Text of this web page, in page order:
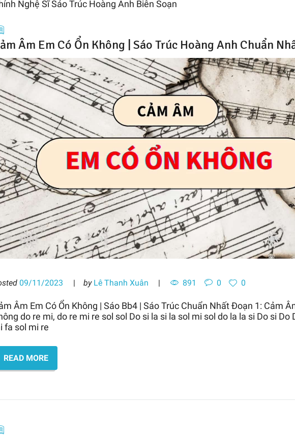
Nghệ Sĩ Sáo Trúc Hoàng Anh Biên Soạn
Âm Em Có Ổn Không | Sáo Trúc Hoàng Anh Chuẩn
09/11/2023 by Lê Thanh Xuân 891 0 0
Âm Em Có Ổn Không | Sáo Bb4 | Sáo Trúc Chuẩn Nhất Đoạn 1: Cảm
do re mi, do re mi re sol sol Do si la si la sol mi sol do la la si Do si Do
fa sol mi re
READ MORE